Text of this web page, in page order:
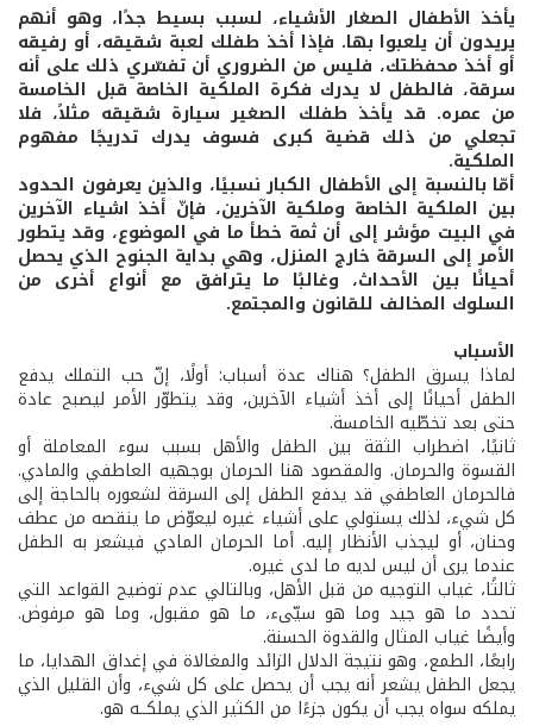
يأخذ الأطفال الصغار الأشياء، لسبب بسيط جدًا، وهو أنهم
يريدون أن يلعبوا بها. فإذا أخذ طفلك لعبة شقيقه، أو رفيقه
أو أخذ محفظتك، فليس من الضروري أن تفسّري ذلك على أنه
سرقة، فالطفل لا يدرك فكرة الملكية الخاصة قبل الخامسة
من عمره. قد يأخذ طفلك الصغير سيارة شقيقه مثلاً، فلا
تجعلي من ذلك قضية كبرى فسوف يدرك تدريجًا مفهوم
الملكية.
أمّا بالنسبة إلى الأطفال الكبار نسبيًا، والذين يعرفون الحدود
بين الملكية الخاصة وملكية الآخرين، فإنّ أخذ اشياء الآخرين
في البيت مؤشر إلى أن ثمة خطأ ما في الموضوع، وقد يتطور
الأمر إلى السرقة خارج المنزل، وهي بداية الجنوح الذي يحصل
أحيانًا بين الأحداث، وغالبًا ما يترافق مع أنواع أخرى من
السلوك المخالف للقانون والمجتمع.
الأسباب
لماذا يسرق الطفل؟ هناك عدة أسباب: أولًا، إنّ حب التملك يدفع
الطفل أحيانًا إلى أخذ أشياء الآخرين، وقد يتطوّر الأمر ليصبح عادة
حتى بعد تخطّيه الخامسة.
ثانيًا، اضطراب الثقة بين الطفل والأهل بسبب سوء المعاملة أو
القسوة والحرمان. والمقصود هنا الحرمان بوجهيه العاطفي والمادي.
فالحرمان العاطفي قد يدفع الطفل إلى السرقة لشعوره بالحاجة إلى
كل شيء، لذلك يستولي على أشياء غيره ليعوّض ما ينقصه من عطف
وحنان، أو ليجذب الأنظار إليه. أما الحرمان المادي فيشعر به الطفل
عندما يرى أن ليس لديه ما لدى غيره.
ثالثًا، غياب التوجيه من قبل الأهل، وبالتالي عدم توضيح القواعد التي
تحدد ما هو جيد وما هو سيّىء، ما هو مقبول، وما هو مرفوض.
وأيضًا غياب المثال والقدوة الحسنة.
رابعًا، الطمع، وهو نتيجة الدلال الزائد والمغالاة في إغداق الهدايا، ما
يجعل الطفل يشعر أنه يجب أن يحصل على كل شيء، وأن القليل الذي
يملكه سواه يجب أن يكون جزءًا من الكثير الذي يملكــه هو.